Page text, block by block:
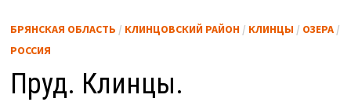
БРЯНСКАЯ ОБЛАСТЬ / КЛИНЦОВСКИЙ РАЙОН/ КЛИНЦЫ / ОЗЕРА/
РОССИЯ
Пруд. Клинцы.